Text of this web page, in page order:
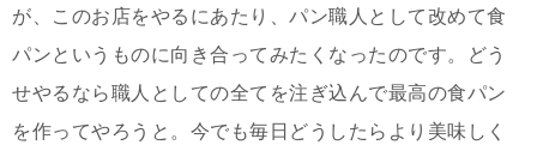
が、このお店をやるにあたり、パン職人として改めて食
パンというものに向き合ってみたくなったのです。どう
せやるなら職人としての全てを注ぎ込んで最高の食パン
を作ってやろうと。今でも毎日どうしたらより美味しく